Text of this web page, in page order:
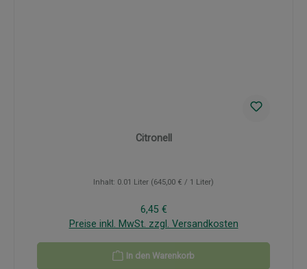
Citronell
Inhalt: 0.01 Liter (645,00 € / 1 Liter)
Regulärer Preis:
6,45 €
Preise inkl. MwSt. zzgl. Versandkosten
In den Warenkorb